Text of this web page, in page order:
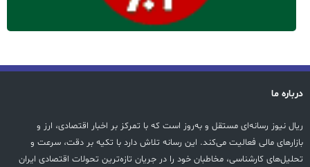
درباره ما
ریال نیوز رسانه‌ای مستقل و به‌روز است که با تمرکز بر اخبار اقتصادی، ارز و
بازارهای مالی فعالیت می‌کند. این رسانه تلاش دارد با تکیه بر دقت، سرعت و
تحلیل‌های کارشناسی، مخاطبان خود را در جریان تازه‌ترین تحولات اقتصادی ایران